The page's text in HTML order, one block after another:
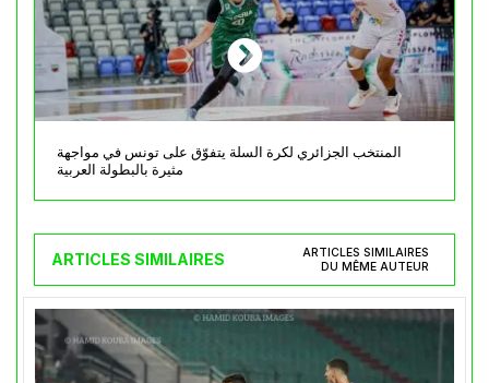
المنتخب الجزائري لكرة السلة يتفوّق على تونس في مواجهة
مثيرة بالبطولة العربية
ARTICLES SIMILAIRES
ARTICLES SIMILAIRES
DU MÊME AUTEUR